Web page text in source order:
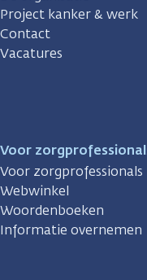
Project kanker & werk
Contact
Vacatures
Voor
Voor zorgprofessionals
Webwinkel
Woordenboeken
Informatie overnemen